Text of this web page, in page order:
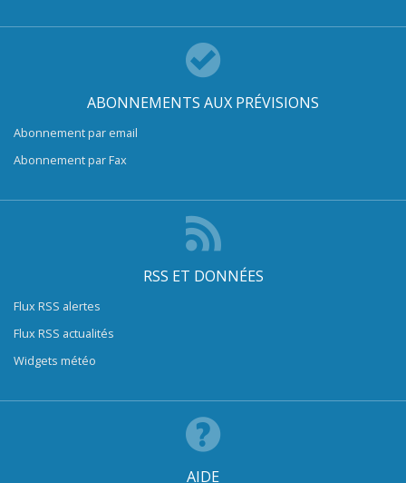
ABONNEMENTS AUX PRÉVISIONS
Abonnement par email
Abonnement par Fax
RSS ET DONNÉES
Flux RSS alertes
Flux RSS actualités
Widgets météo
AIDE